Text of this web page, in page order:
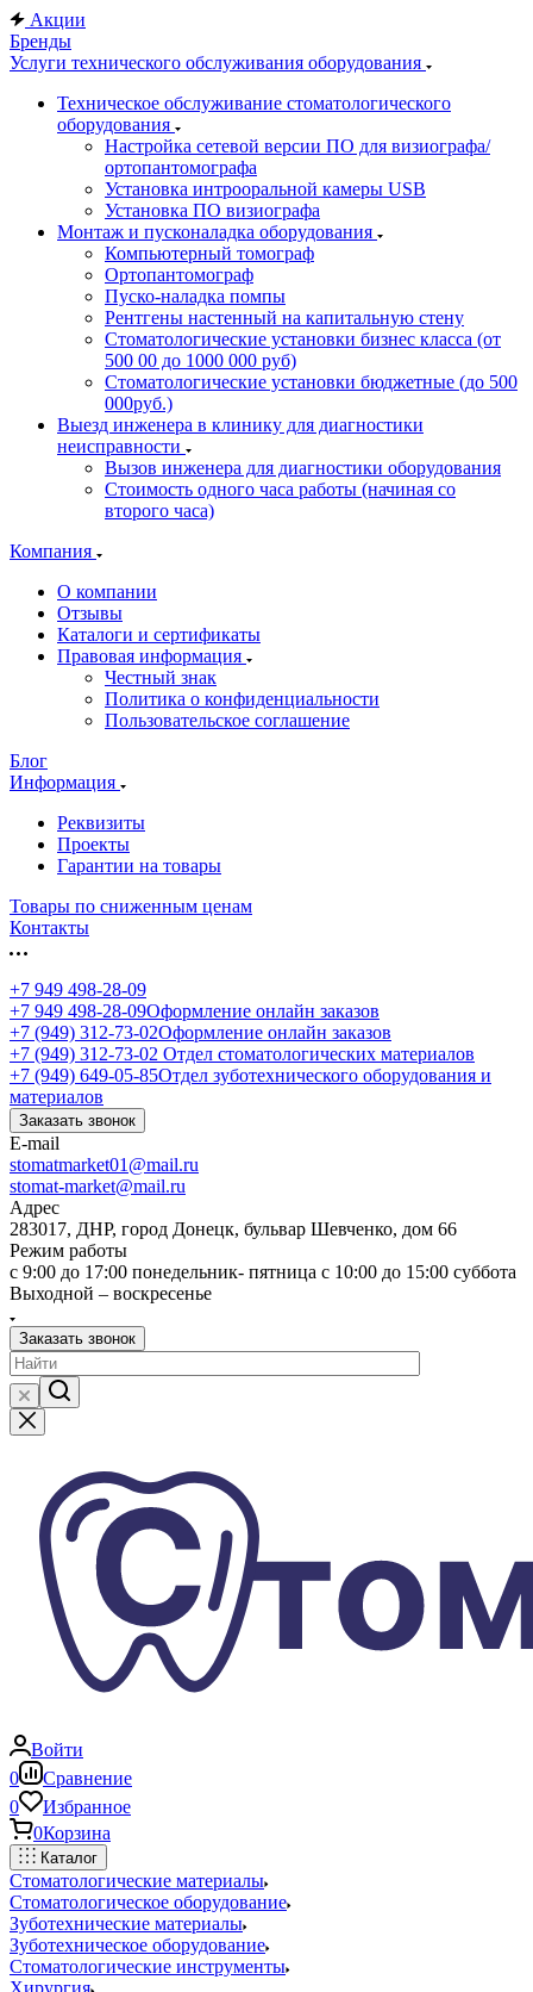
Акции
Бренды
Услуги технического обслуживания оборудования
Техническое обслуживание стоматологического
оборудования
Настройка сетевой версии ПО для визиографа/
ортопантомографа
Установка интрооральной камеры USB
Установка ПО визиографа
Монтаж и пусконаладка оборудования
Компьютерный томограф
Ортопантомограф
Пуско-наладка помпы
Рентгены настенный на капитальную стену
Стоматологические установки бизнес класса (от
500 00 до 1000 000 руб)
Стоматологические установки бюджетные (до 500
000руб.)
Выезд инженера в клинику для диагностики
неисправности
Вызов инженера для диагностики оборудования
Стоимость одного часа работы (начиная со
второго часа)
Компания
О компании
Отзывы
Каталоги и сертификаты
Правовая информация
Честный знак
Политика о конфиденциальности
Пользовательское соглашение
Блог
Информация
Реквизиты
Проекты
Гарантии на товары
Товары по сниженным ценам
Контакты
+7 949 498-28-09
+7 949 498-28-09Оформление онлайн заказов
+7 (949) 312-73-02Оформление онлайн заказов
+7 (949) 312-73-02 Отдел стоматологических материалов
+7 (949) 649-05-85Отдел зуботехнического оборудования и
материалов
Заказать звонок
E-mail
stomatmarket01@mail.ru
stomat-market@mail.ru
Адрес
283017, ДНР, город Донецк, бульвар Шевченко, дом 66
Режим работы
с 9:00 до 17:00 понедельник- пятница с 10:00 до 15:00 суббота
Выходной – воскресенье
Заказать звонок
Войти
0
Сравнение
0
Избранное
0Корзина
Каталог
Стоматологические материалы
Стоматологическое оборудование
Зуботехнические материалы
Зуботехническое оборудование
Стоматологические инструменты
Хирургия